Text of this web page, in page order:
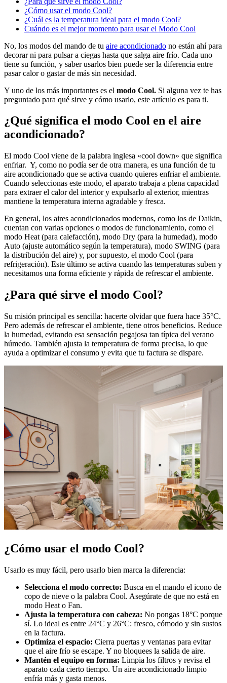
¿Cómo usar el modo Cool?
¿Cuál es la temperatura ideal para el modo Cool?
Cuándo es el mejor momento para usar el Modo Cool
No, los modos del mando de tu aire acondicionado no están ahí para
decorar ni para pulsar a ciegas hasta que salga aire frío. Cada uno
tiene su función, y saber usarlos bien puede ser la diferencia entre
pasar calor o gastar de más sin necesidad.
Y uno de los más importantes es el modo Cool. Si alguna vez te has
preguntado para qué sirve y cómo usarlo, este artículo es para ti.
¿Qué significa el modo Cool en el aire
acondicionado?
El modo Cool viene de la palabra inglesa «cool down» que significa
enfriar. Y, como no podía ser de otra manera, es una función de tu
aire acondicionado que se activa cuando quieres enfriar el ambiente.
Cuando seleccionas este modo, el aparato trabaja a plena capacidad
para extraer el calor del interior y expulsarlo al exterior, mientras
mantiene la temperatura interna agradable y fresca.
En general, los aires acondicionados modernos, como los de Daikin,
cuentan con varias opciones o modos de funcionamiento, como el
modo Heat (para calefacción), modo Dry (para la humedad), modo
Auto (ajuste automático según la temperatura), modo SWING (para
la distribución del aire) y, por supuesto, el modo Cool (para
refrigeración). Este último se activa cuando las temperaturas suben y
necesitamos una forma eficiente y rápida de refrescar el ambiente.
¿Para qué sirve el modo Cool?
Su misión principal es sencilla: hacerte olvidar que fuera hace 35°C.
Pero además de refrescar el ambiente, tiene otros beneficios. Reduce
la humedad, evitando esa sensación pegajosa tan típica del verano
húmedo. También ajusta la temperatura de forma precisa, lo que
ayuda a optimizar el consumo y evita que tu factura se dispare.
¿Cómo usar el modo Cool?
Usarlo es muy fácil, pero usarlo bien marca la diferencia:
Selecciona el modo correcto: Busca en el mando el icono de
copo de nieve o la palabra Cool. Asegúrate de que no está en
modo Heat o Fan.
Ajusta la temperatura con cabeza: No pongas 18°C porque
sí. Lo ideal es entre 24°C y 26°C: fresco, cómodo y sin sustos
en la factura.
Optimiza el espacio: Cierra puertas y ventanas para evitar
que el aire frío se escape. Y no bloquees la salida de aire.
Mantén el equipo en forma: Limpia los filtros y revisa el
aparato cada cierto tiempo. Un aire acondicionado limpio
enfría más y gasta menos.